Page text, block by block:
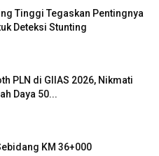
Tinggi Tegaskan Pentingnya
Deteksi Stunting
PLN di GIIAS 2026, Nikmati
Daya 50...
KM 36+000